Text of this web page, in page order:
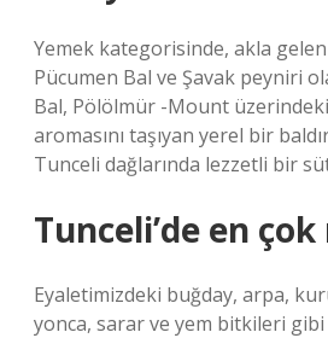
Yemek kategorisinde, akla
Pücumen Bal ve Şavak peyniri
Bal, Pölölmür -Mount
aromasını taşıyan yerel bir
Tunceli dağlarında lezzetli bir
Tunceli’de en
Eyaletimizdeki buğday, arpa,
yonca, sarar ve yem bitkileri